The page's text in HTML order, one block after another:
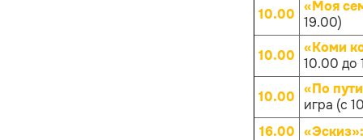
10.00 «Моя
19.00)
10.00 «Коми
10.00 до
10.00 «По
игра (с
16.00